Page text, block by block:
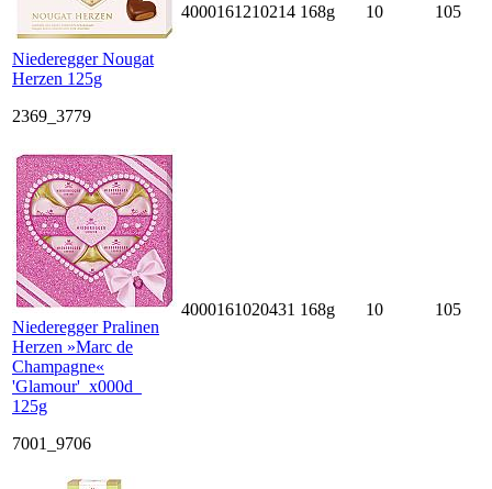
Niederegger Nougat
Herzen 125g
2369_3779
4000161210214 168g 10 105
Niederegger Pralinen
Herzen »Marc de
Champagne«
'Glamour'_x000d_
125g
7001_9706
4000161020431 168g 10 105